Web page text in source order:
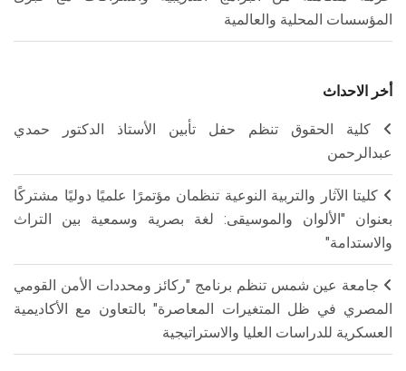
المؤسسات المحلية والعالمية
أخر الاحداث
كلية الحقوق تنظم حفل تأبين الأستاذ الدكتور حمدي
عبدالرحمن
كليتا الآثار والتربية النوعية تنظمان مؤتمرًا علميًا دوليًا مشتركًا
بعنوان "الألوان والموسيقى: لغة بصرية وسمعية بين التراث
والاستدامة"
جامعة عين شمس تنظم برنامج "ركائز ومحددات الأمن القومي
المصري في ظل المتغيرات المعاصرة" بالتعاون مع الأكاديمية
العسكرية للدراسات العليا والاستراتيجية